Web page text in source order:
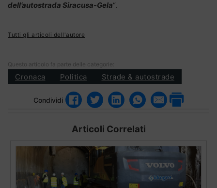
dell’autostrada Siracusa-Gela“.
Tutti gli articoli dell'autore
Questo articolo fa parte delle categorie:
Cronaca Politica Strade & autostrade
Condividi
Articoli Correlati